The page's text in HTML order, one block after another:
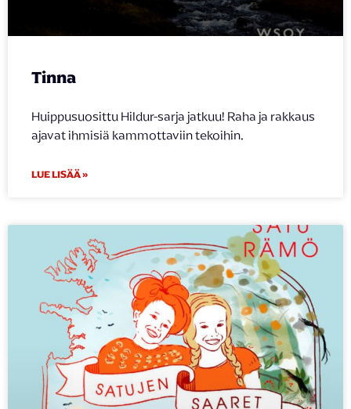
Tinna
Huippusuosittu Hildur-sarja jatkuu! Raha ja rakkaus
ajavat ihmisiä kammottaviin tekoihin.
LUE LISÄÄ »